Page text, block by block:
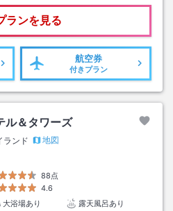
ランを見る
航空券
付きプラン
ル＆タワーズ
ランド
地図
88点
4.6
大浴場あり
露天風呂あり